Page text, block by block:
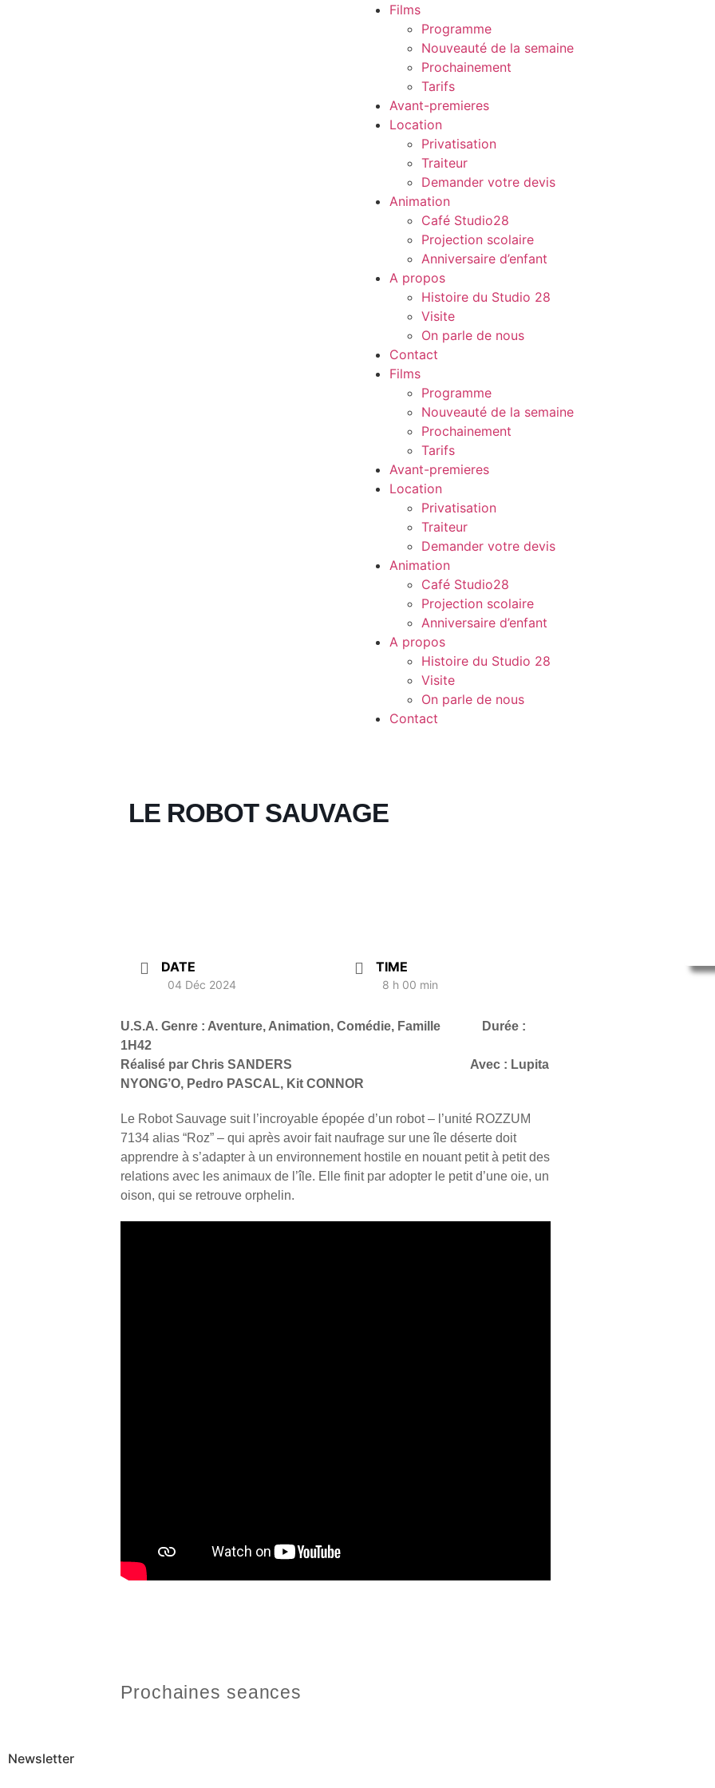
Films
Programme
Nouveauté de la semaine
Prochainement
Tarifs
Avant-premieres
Location
Privatisation
Traiteur
Demander votre devis
Animation
Café Studio28
Projection scolaire
Anniversaire d’enfant
A propos
Histoire du Studio 28
Visite
On parle de nous
Contact
Films
Programme
Nouveauté de la semaine
Prochainement
Tarifs
Avant-premieres
Location
Privatisation
Traiteur
Demander votre devis
Animation
Café Studio28
Projection scolaire
Anniversaire d’enfant
A propos
Histoire du Studio 28
Visite
On parle de nous
Contact
LE ROBOT SAUVAGE
DATE
04 Déc 2024
TIME
8 h 00 min
U.S.A. Genre : Aventure, Animation, Comédie, Famille Durée :
1H42
Réalisé par Chris SANDERS Avec : Lupita
NYONG’O, Pedro PASCAL, Kit CONNOR
Le Robot Sauvage suit l’incroyable épopée d’un robot – l’unité ROZZUM
7134 alias “Roz” – qui après avoir fait naufrage sur une île déserte doit
apprendre à s’adapter à un environnement hostile en nouant petit à petit des
relations avec les animaux de l’île. Elle finit par adopter le petit d’une oie, un
oison, qui se retrouve orphelin.
Prochaines seances
Newsletter